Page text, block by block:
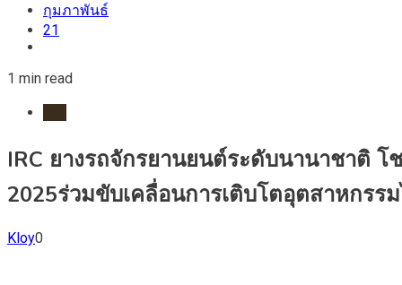
กุมภาพันธ์
21
1 min read
IRC ยางรถจักรยานยนต์ระดับนานาชาติ
2025ร่วมขับเคลื่อนการเติบโตอุตสาหกร
Kloy0